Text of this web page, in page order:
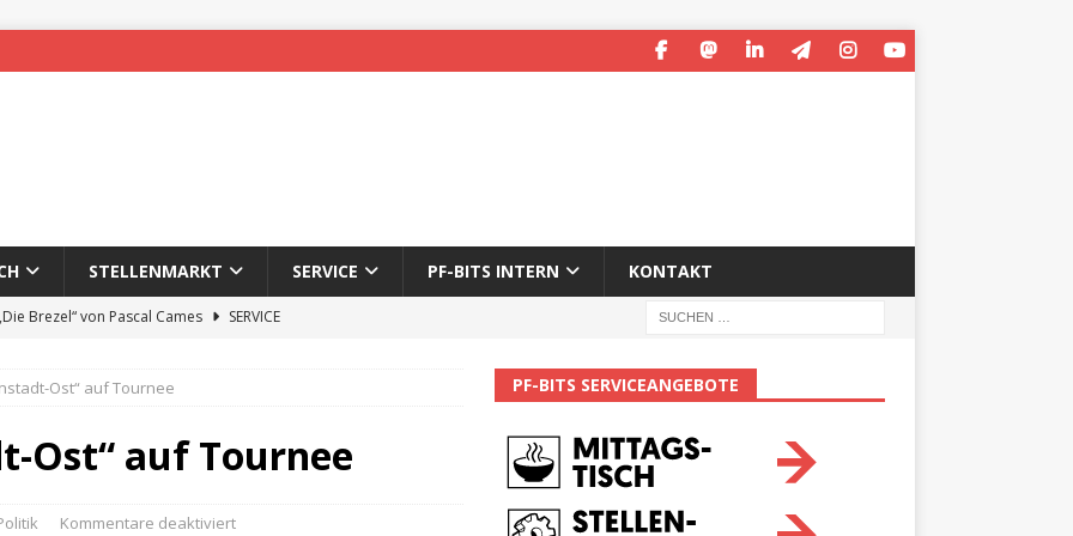
STELLENMARKT SERVICE PF-BITS INTERN KONTAKT
Brezel“ von Pascal Cames
SERVICE
des 65. Fasnetsumzugs Dillweißenstein
Der Mann hinter PF-Bits lebt nicht mehr
Ost“ auf Tournee
Ost“ auf Tournee
Kommentare deaktiviert
PF-BITS SERVICEANGEBOTE